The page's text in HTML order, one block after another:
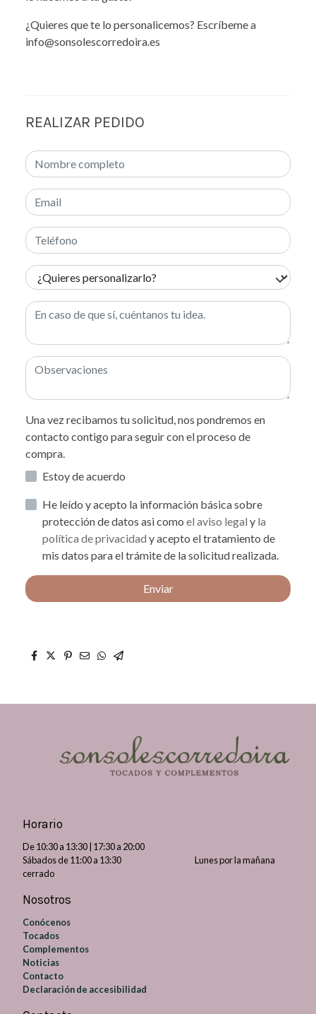
¿Quieres que te lo personalicemos? Escríbeme a
info@sonsolescorredoira.es
REALIZAR PEDIDO
Una vez recibamos tu solicitud, nos pondremos en
contacto contigo para seguir con el proceso de
compra.
Estoy de acuerdo
He leído y acepto la información básica sobre
protección de datos asi como el aviso legal y la
política de privacidad y acepto el tratamiento de
mis datos para el trámite de la solicitud realizada.
Enviar
Horario
De 10:30 a 13:30 | 17:30 a 20:00
Sábados de 11:00 a 13:30 Lunes por la mañana
cerrado
Nosotros
Conócenos
Tocados
Complementos
Noticias
Contacto
Declaración de accesibilidad